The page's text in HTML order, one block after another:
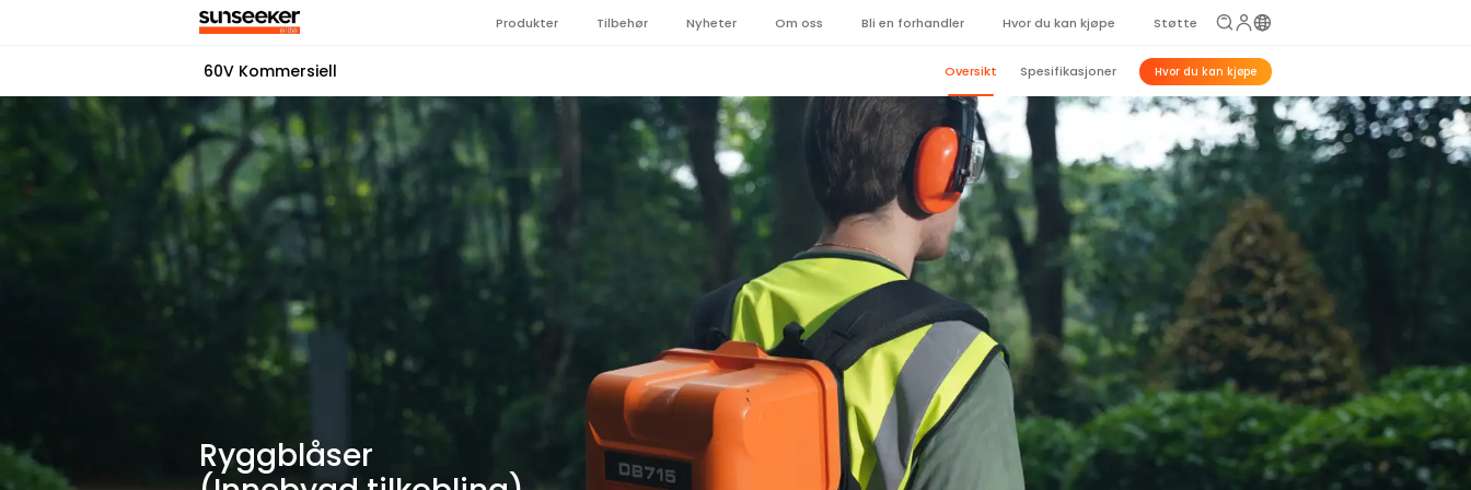
Produkter Tilbehør Nyheter Om oss Bli en forhandler Hvor du kan kjøpe Støtte
60V Kommersiell Oversikt Spesifikasjoner Hvor du kan kjøpe
Ryggblåser